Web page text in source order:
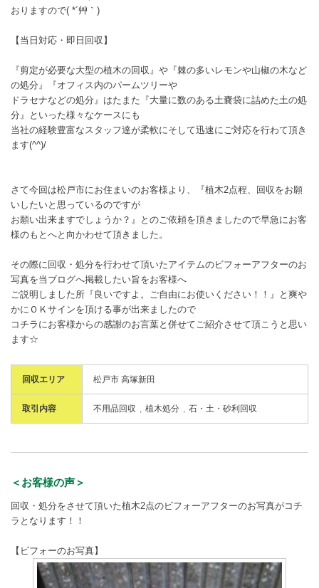
おりますので( *´艸｀)
【当日対応・即日回収】
『剪定が必要な大型の植木の回収』や『棘の多いレモンや山椒の木など
の処分』『オフィス内のパームツリーや
ドラセナなどの処分』はたまた『大量に数のある土嚢袋に詰めた土の処
分』といった様々なケースにも
当社の経験豊富なスタッフ達が柔軟にそして迅速にご対応を行わて頂き
ます(^^)/
さて今回は松戸市にお住まいのお客様より、『植木2点程、回収をお願
いしたいと思っているのですが
お願い出来ますでしょうか？』とのご依頼を頂きましたので早急にお客
様のもとへと向かわせて頂きました。
その際に回収・処分を行わせて頂いたアイテムのビフォーアフターのお
写真を当ブログへ掲載したい旨をお客様へ
ご説明しました所『良いですよ。ご自由にお使いください！！』と爽や
かにＯＫサインを頂ける事が出来ましたので
コチラにお客様からの感謝のお言葉と併せてご紹介させて頂こうと思い
ます☆
回収エリア 松戸市 高塚新田
取引内容 不用品回収 植木処分 石・土・砂利回収
＜お客様の声＞
回収・処分をさせて頂いた植木2点のビフォーアフターのお写真がコチ
ラとなります！！
【ビフォーのお写真】